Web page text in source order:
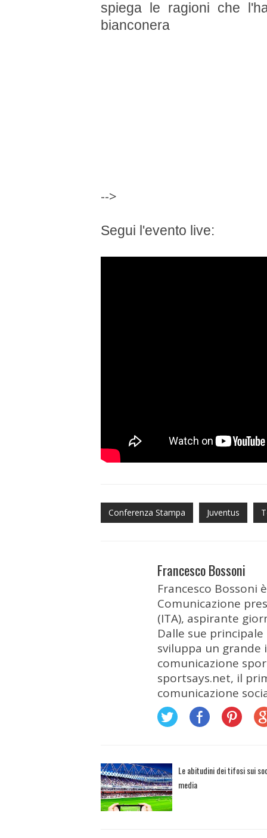
spiega le ragioni che
bianconera
-->
Segui l'evento live:
Conferenza Stampa Juventus
Francesco Bossoni
Francesco Bossoni
Comunicazione
(ITA), aspirante
Dalle sue
sviluppa un
comunicazione
sportsays.net, il
comunicazione
Le abitudini dei tifosi sui
media